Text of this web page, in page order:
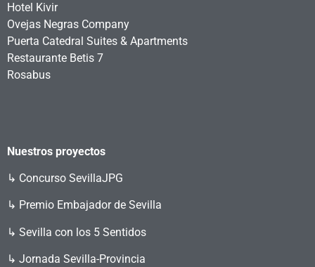
Hotel Kivir
Ovejas Negras Company
Puerta Catedral Suites & Apartments
Restaurante Betis 7
Rosabus
Nuestros proyectos
↳ Concurso SevillaJPG
↳ Premio Embajador de Sevilla
↳ Sevilla con los 5 Sentidos
↳ Jornada Sevilla-Provincia